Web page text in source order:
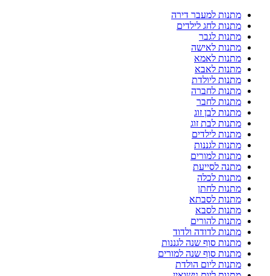
מתנות למעבר דירה
מתנות לחג לילדים
מתנות לגבר
מתנות לאישה
מתנות לאמא
מתנות לאבא
מתנות ליולדת
מתנות לחברה
מתנות לחבר
מתנות לבן זוג
מתנות לבת זוג
מתנות לילדים
מתנות לגננות
מתנות למורים
מתנה לסייעת
מתנות לכלה
מתנות לחתן
מתנות לסבתא
מתנות לסבא
מתנות להורים
מתנות לדודה ולדוד
מתנות סוף שנה לגננות
מתנות סוף שנה למורים
מתנות ליום הולדת